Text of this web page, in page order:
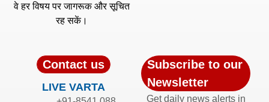
वे हर विषय पर जागरूक और सूचित
रह सकें।
Contact us
LIVE VARTA
Subscribe to our
Newsletter
Get daily news alerts in